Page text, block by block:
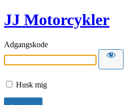
JJ Motorcykler
Adgangskode
Husk mig